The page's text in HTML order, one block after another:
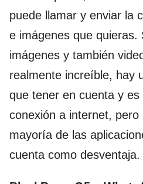
puede llamar y enviar la
e imágenes que quieras.
imágenes y también
realmente increíble, hay
que tener en cuenta y
conexión a internet, pero
mayoría de las
cuenta como desventaja.